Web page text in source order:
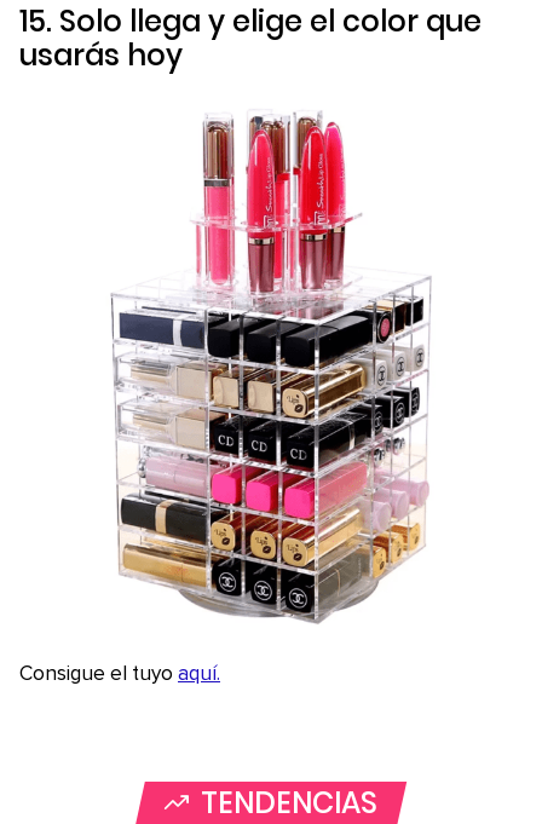
15. Solo llega y elige el color que
usarás hoy
Consigue el tuyo aquí.
TENDENCIAS